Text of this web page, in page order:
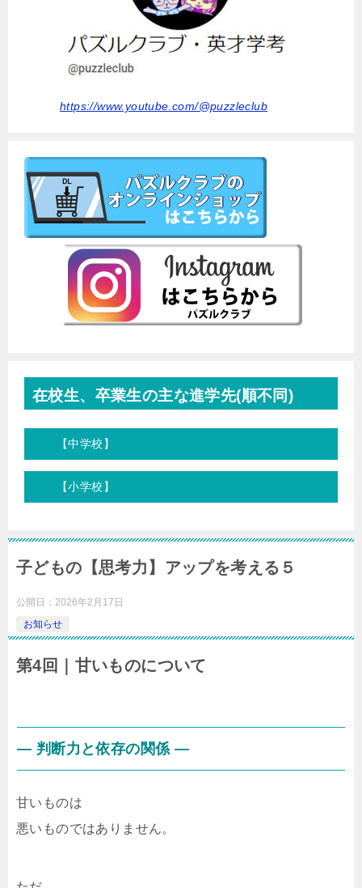
https://www.youtube.com/@puzzleclub
在校生、卒業生の主な進学先(順不同)
【中学校】
【小学校】
子どもの【思考力】アップを考える５
公開日： 2026年2月17日
お知らせ
第4回｜甘いものについて
― 判断力と依存の関係 ―
甘いものは
悪いものではありません。